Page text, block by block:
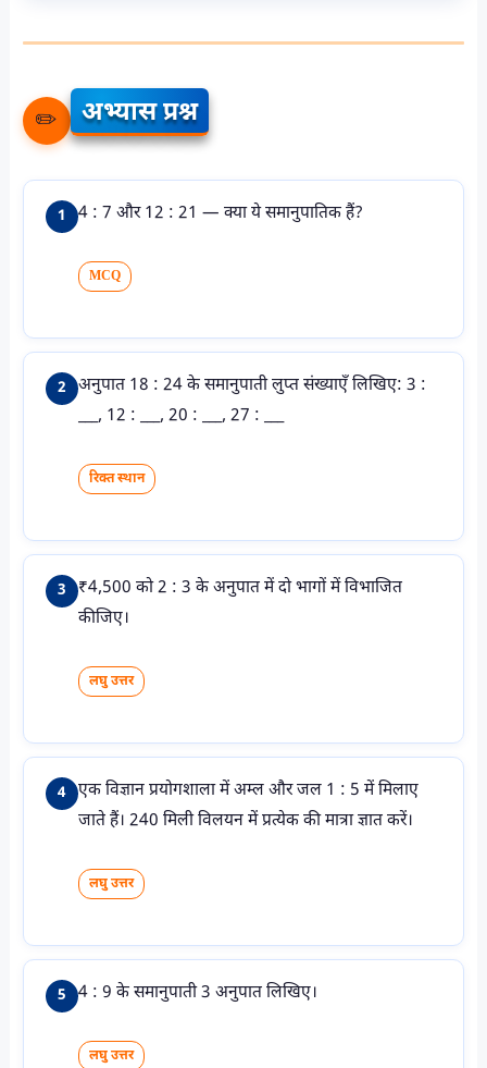
✏️ अभ्यास प्रश्न
1 4 : 7 और 12 : 21 — क्या ये समानुपातिक हैं?
MCQ
2
अनुपात 18 : 24 के समानुपाती लुप्त संख्याएँ लिखिए: 3 :
___, 12 : ___, 20 : ___, 27 : ___
रिक्त स्थान
3
₹4,500 को 2 : 3 के अनुपात में दो भागों में विभाजित
कीजिए।
लघु उत्तर
4
एक विज्ञान प्रयोगशाला में अम्ल और जल 1 : 5 में मिलाए
जाते हैं। 240 मिली विलयन में प्रत्येक की मात्रा ज्ञात करें।
लघु उत्तर
5 4 : 9 के समानुपाती 3 अनुपात लिखिए।
लघु उत्तर